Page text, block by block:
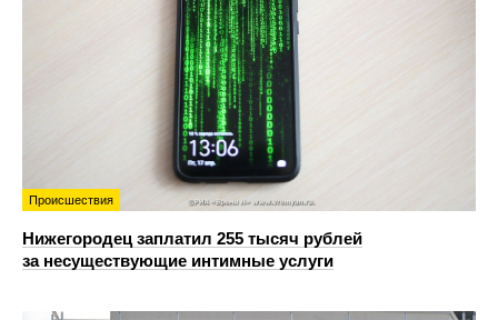
Происшествия
Нижегородец заплатил 255 тысяч рублей
за несуществующие интимные услуги